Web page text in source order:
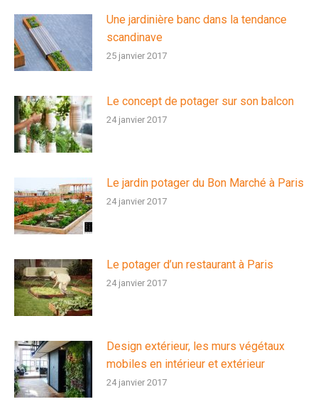
Une jardinière banc dans la tendance
scandinave
25 janvier 2017
Le concept de potager sur son balcon
24 janvier 2017
Le jardin potager du Bon Marché à Paris
24 janvier 2017
Le potager d’un restaurant à Paris
24 janvier 2017
Design extérieur, les murs végétaux
mobiles en intérieur et extérieur
24 janvier 2017